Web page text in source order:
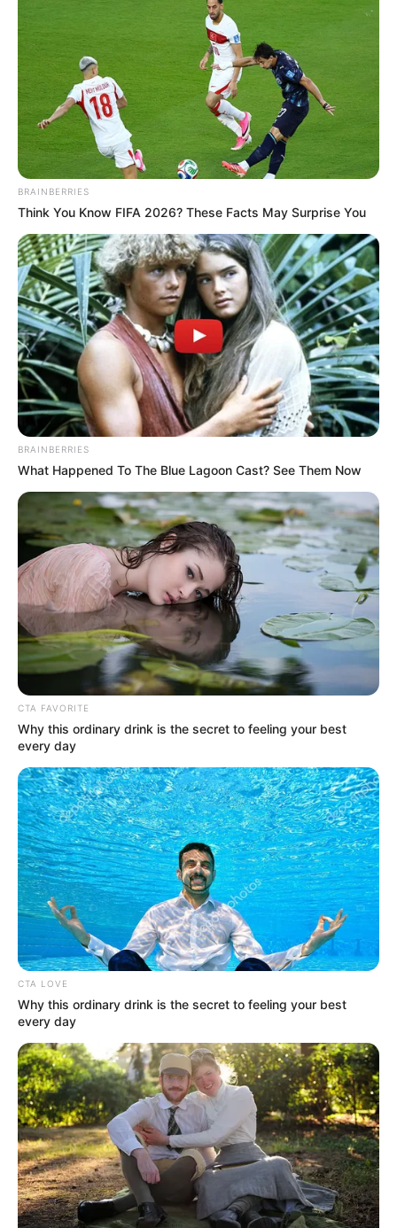
BRAINBERRIES
Think You Know FIFA 2026? These Facts May Surprise You
BRAINBERRIES
What Happened To The Blue Lagoon Cast? See Them Now
CTA FAVORITE
Why this ordinary drink is the secret to feeling your best
every day
CTA LOVE
Why this ordinary drink is the secret to feeling your best
every day